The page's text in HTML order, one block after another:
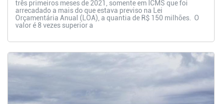
três primeiros meses de 2021, somente em ICMS que foi
arrecadado a mais do que estava previso na Lei
Orçamentária Anual (LOA), a quantia de R$ 150 milhões. O
valor é 8 vezes superior a